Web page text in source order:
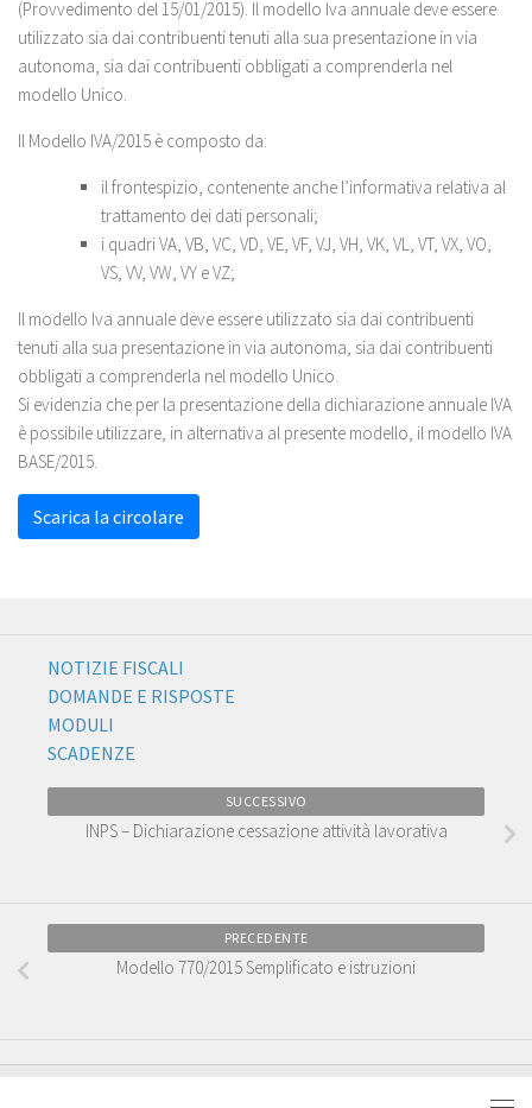
(Provvedimento del 15/01/2015). Il modello Iva annuale deve essere
utilizzato sia dai contribuenti tenuti alla sua presentazione in via
autonoma, sia dai contribuenti obbligati a comprenderla nel
modello Unico.
Il Modello IVA/2015 è composto da:
il frontespizio, contenente anche l’informativa relativa al
trattamento dei dati personali;
i quadri VA, VB, VC, VD, VE, VF, VJ, VH, VK, VL, VT, VX, VO,
VS, VV, VW, VY e VZ;
Il modello Iva annuale deve essere utilizzato sia dai contribuenti
tenuti alla sua presentazione in via autonoma, sia dai contribuenti
obbligati a comprenderla nel modello Unico.
Si evidenzia che per la presentazione della dichiarazione annuale IVA
è possibile utilizzare, in alternativa al presente modello, il modello IVA
BASE/2015.
Scarica la circolare
NOTIZIE FISCALI
DOMANDE E RISPOSTE
MODULI
SCADENZE
SUCCESSIVO
INPS – Dichiarazione cessazione attività lavorativa
PRECEDENTE
Modello 770/2015 Semplificato e istruzioni